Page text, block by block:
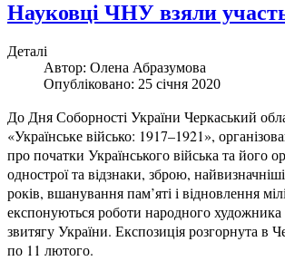
Науковці ЧНУ взяли
Деталі
Автор: Олена Абразумова
Опубліковано: 25 січня 2020
До Дня Соборності України Черкаський
«Українське військо: 1917–1921»,
про початки Українського війська та його
однострої та відзнаки, зброю,
років, вшанування пам’яті і відновлення
експонуються роботи народного
звитягу України. Експозиція розгорнута в
по 11 лютого.